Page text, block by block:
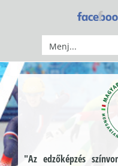
Menj...
"Az edzőképzés